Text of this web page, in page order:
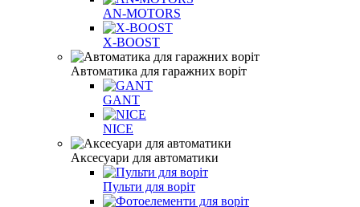
AN-MOTORS
X-BOOST
Автоматика для гаражних воріт
GANT
NICE
Аксесуари для автоматики
Пульти для воріт